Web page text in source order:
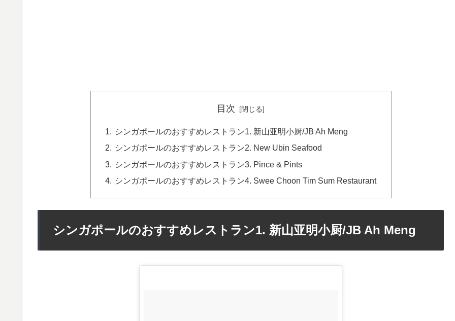
目次
シンガポールのおすすめレストラン1. 新山亚明小厨/JB Ah Meng
シンガポールのおすすめレストラン2. New Ubin Seafood
シンガポールのおすすめレストラン3. Pince & Pints
シンガポールのおすすめレストラン4. Swee Choon Tim Sum Restaurant
シンガポールのおすすめレストラン1. 新山亚明小厨/JB Ah Meng